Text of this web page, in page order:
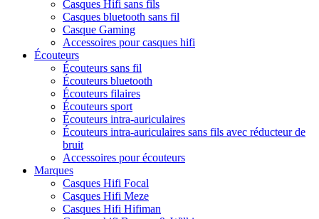
Casques Hifi sans fils
Casques bluetooth sans fil
Casque Gaming
Accessoires pour casques hifi
Écouteurs
Écouteurs sans fil
Écouteurs bluetooth
Écouteurs filaires
Écouteurs sport
Écouteurs intra-auriculaires
Écouteurs intra-auriculaires sans fils avec réducteur de
bruit
Accessoires pour écouteurs
Marques
Casques Hifi Focal
Casques Hifi Meze
Casques Hifi Hifiman